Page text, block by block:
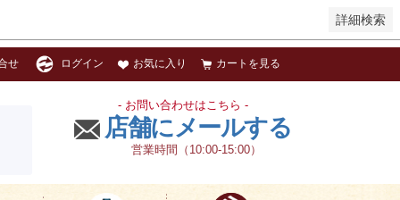
詳細検索
せ ログイン お気に入り カートを見る
- お問い合わせはこちら -
店舗にメールする
営業時間（10:00-15:00）